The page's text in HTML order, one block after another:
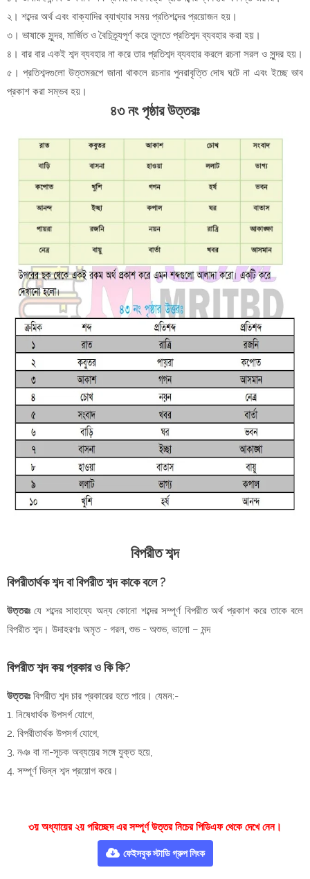
২। শব্দের অর্থ এবং বাক্যাদির ব্যাখ্যার সময় প্রতিশব্দের প্রয়োজন হয়।
৩। ভাষাকে সুন্দর, মার্জিত ও বৈচিত্র্যপূর্ণ করে তুলতে প্রতিশব্দ ব্যবহার করা হয়।
৪। বার বার একই শব্দ ব্যবহার না করে তার প্রতিশব্দ ব্যবহার করলে রচনা সরল ও সুন্দর হয়।
৫। প্রতিশব্দগুলো উত্তমরূপে জানা থাকলে রচনার পুনরাবৃত্তি দোষ ঘটে না এবং ইচ্ছে ভাব
প্রকাশ করা সম্ভব হয়।
৪৩ নং পৃষ্ঠার উত্তরঃ
বিপরীত শব্দ
বিপরীতার্থক শব্দ বা বিপরীত শব্দ কাকে বলে ?
উত্তরঃ যে শব্দের সাহায্যে অন্য কোনো শব্দের সম্পূর্ণ বিপরীত অর্থ প্রকাশ করে তাকে বলে
বিপরীত শব্দ। উদাহরণঃ অমৃত - গরল, শুভ - অশুভ, ভালো – মন্দ
বিপরীত শব্দ কয় প্রকার ও কি কি?
উত্তরঃ বিপরীত শব্দ চার প্রকারের হতে পারে। যেমন:-
1. নিষেধার্থক উপসর্গ যোগে,
2. বিপরীতার্থক উপসর্গ যোগে,
3. নঞ বা না-সূচক অব্যয়ের সঙ্গে যুক্ত হয়ে,
4. সম্পূর্ণ ভিন্ন শব্দ প্রয়োগ করে।
৩য় অধ্যায়ের ২য় পরিচ্ছেদ এর সম্পূর্ণ উত্তর নিচের পিডিএফ থেকে দেখে নেন।
ফেইসবুক স্টাডি গ্রুপ লিংক